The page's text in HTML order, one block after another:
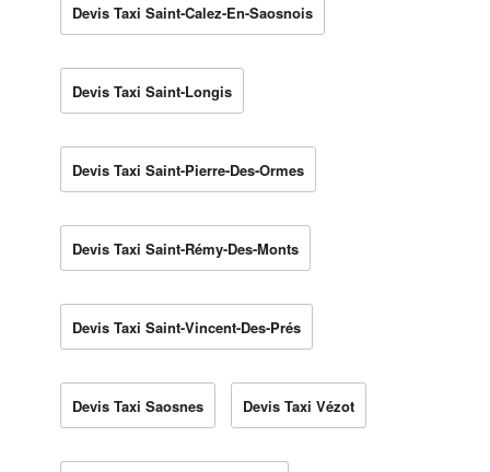
Devis Taxi Saint-Calez-En-Saosnois
Devis Taxi Saint-Longis
Devis Taxi Saint-Pierre-Des-Ormes
Devis Taxi Saint-Rémy-Des-Monts
Devis Taxi Saint-Vincent-Des-Prés
Devis Taxi Saosnes Devis Taxi Vézot